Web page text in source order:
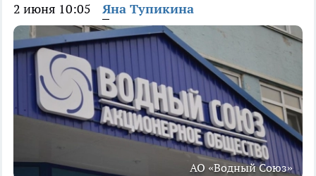
2 июня 10:05 Яна Тупикина
АО «Водный Союз»